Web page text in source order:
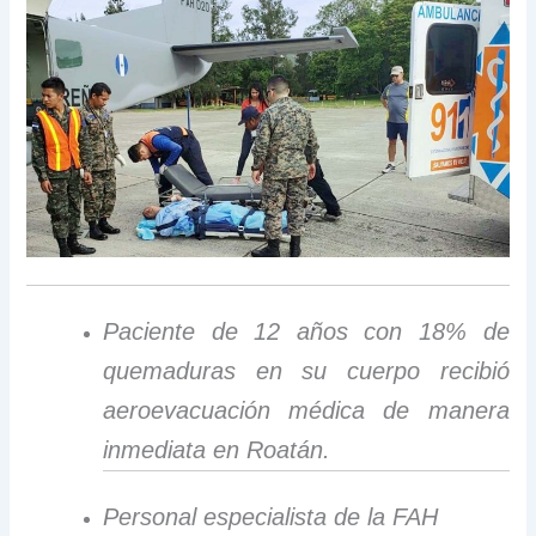
Paciente de 12 años con 18% de
quemaduras en su cuerpo recibió
aeroevacuación médica de manera
inmediata en Roatán.
Personal especialista de la FAH